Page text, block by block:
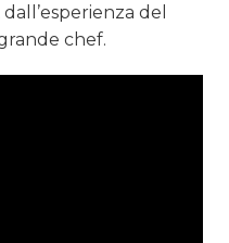
del
chef.